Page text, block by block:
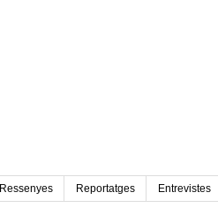
Ressenyes Reportatges Entrevistes